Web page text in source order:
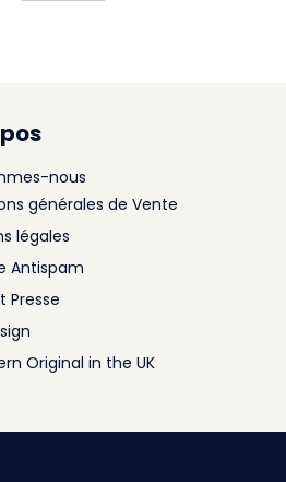
nous
générales de Vente
légales
Antispam
Presse
Original in the UK